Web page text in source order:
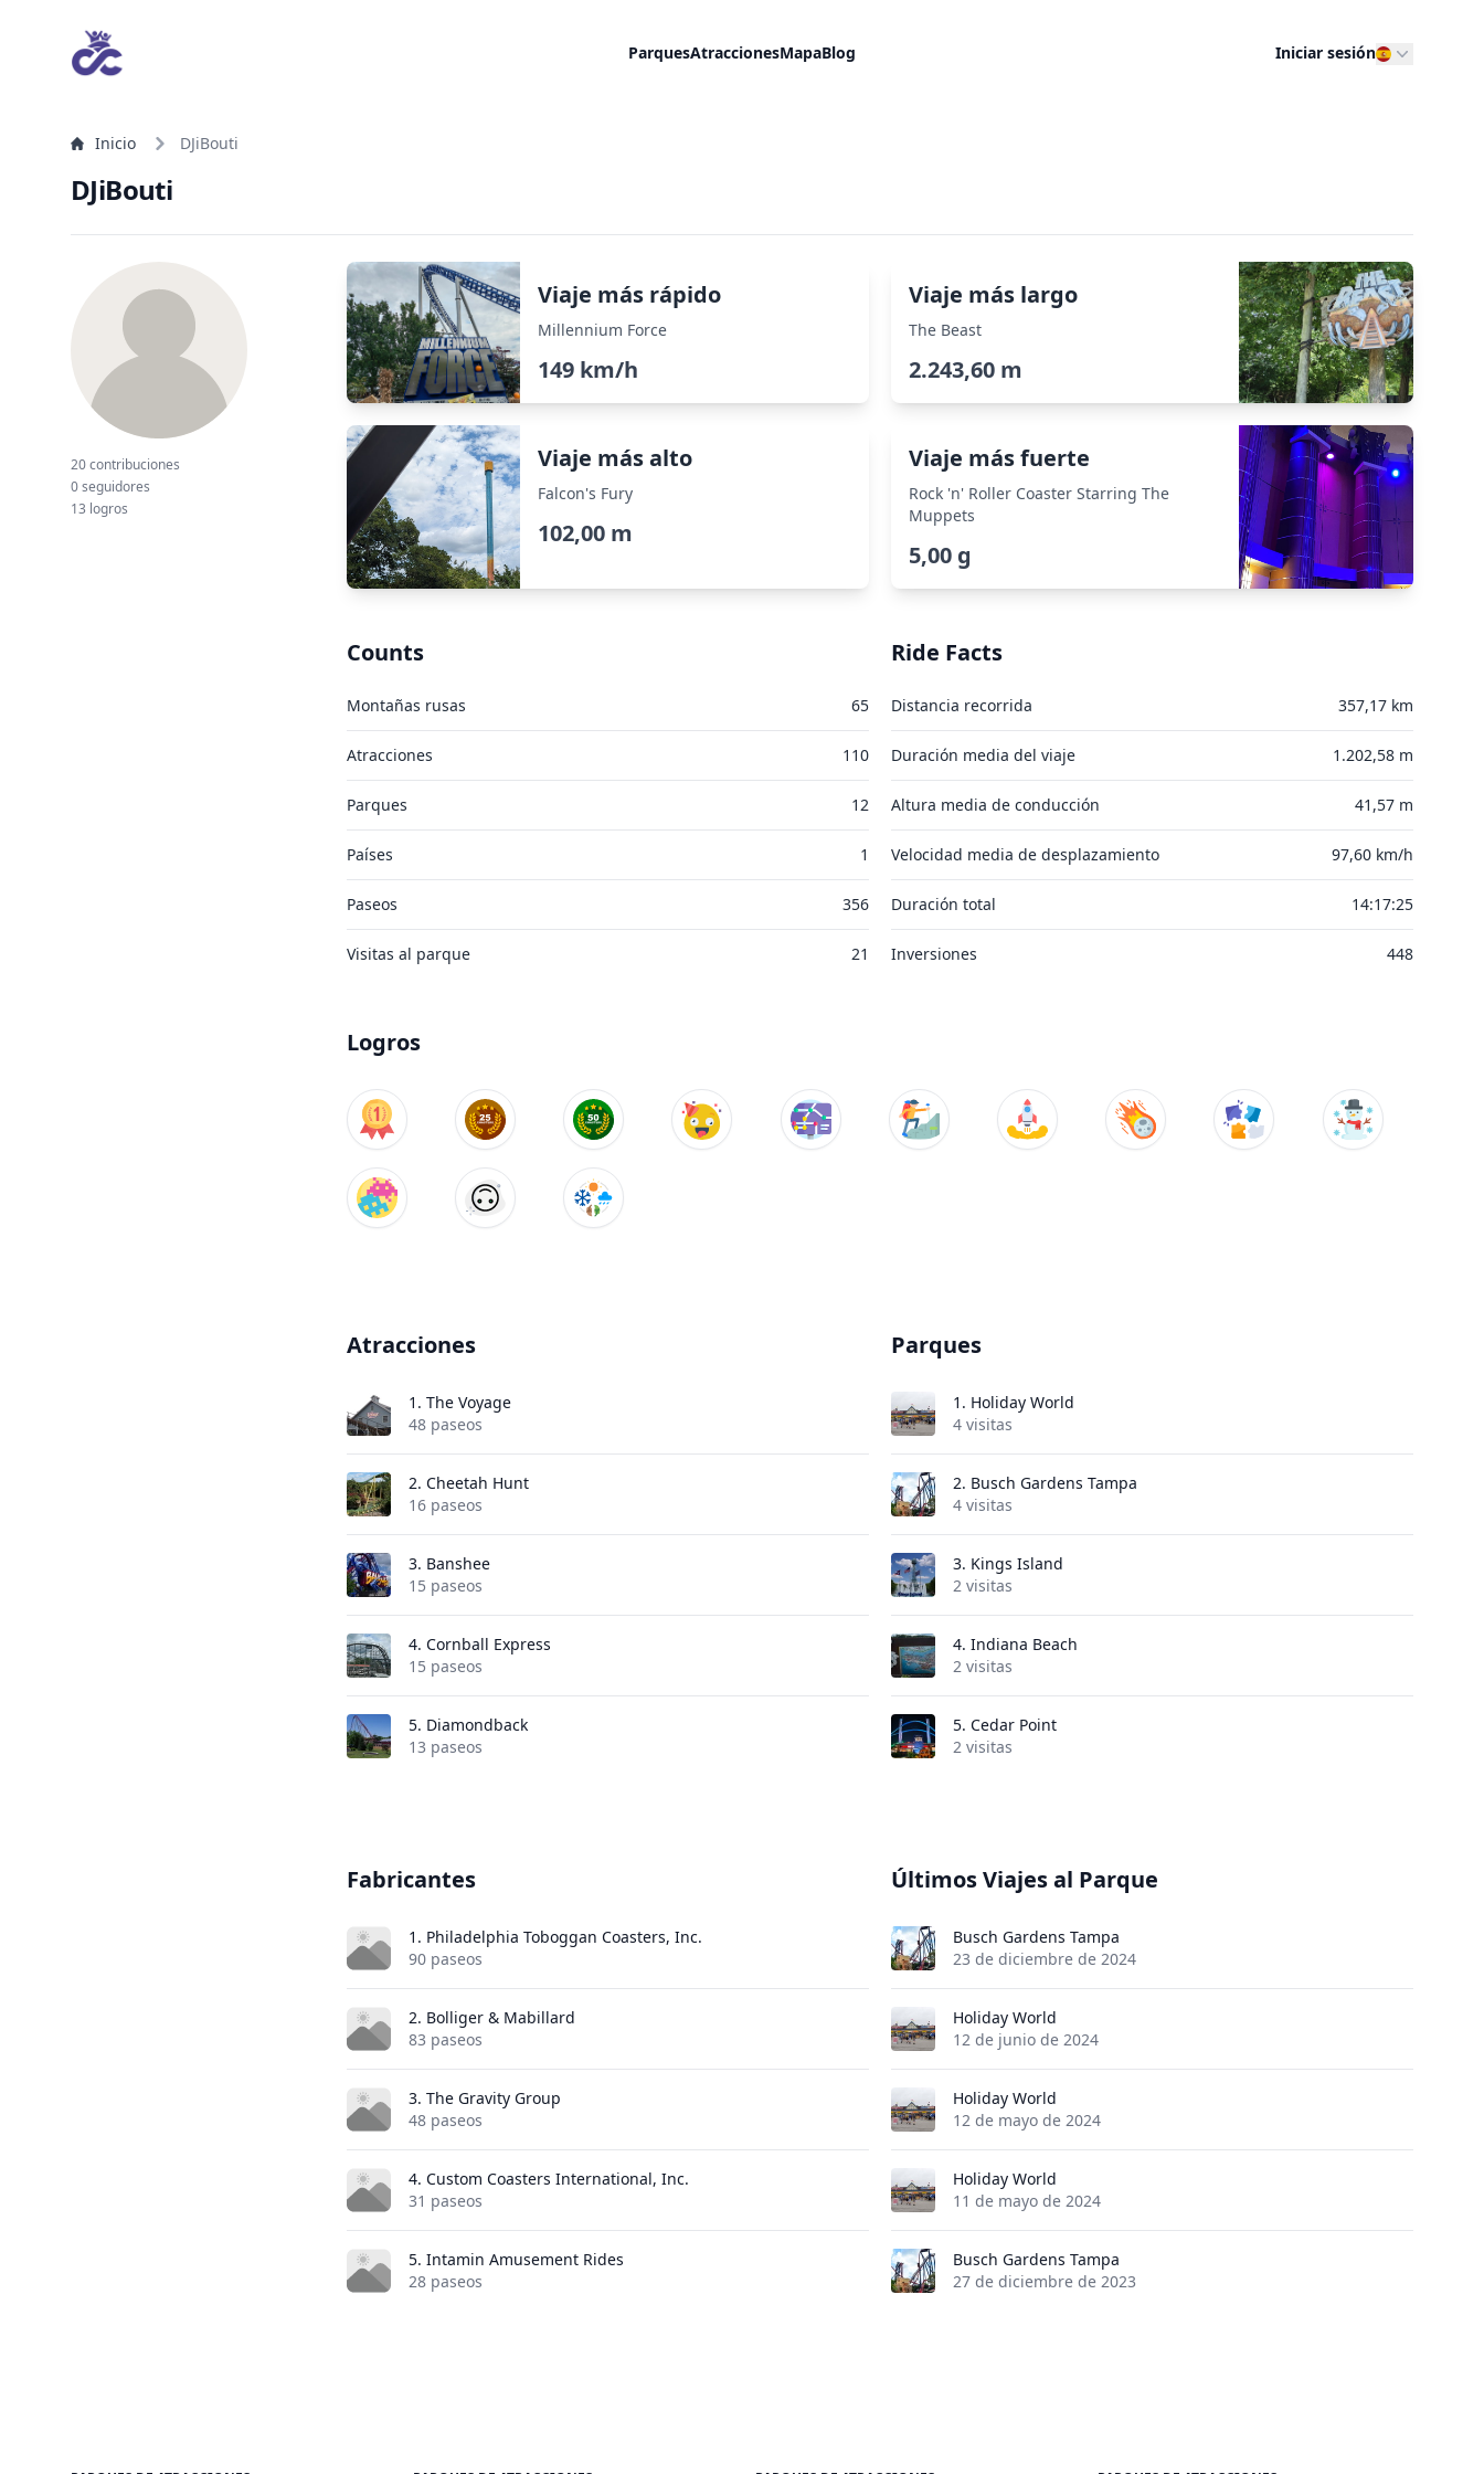
ParquesAtraccionesMapaBlog Iniciar sesión
Inicio DJiBouti
DJiBouti
20 contribuciones
0 seguidores
13 logros
Viaje más rápido
Millennium Force
149 km/h
Viaje más largo
The Beast
2.243,60 m
Viaje más alto
Falcon's Fury
102,00 m
Viaje más fuerte
Rock 'n' Roller Coaster Starring The
Muppets
5,00 g
Counts
Montañas rusas 65
Atracciones 110
Parques 12
Países 1
Paseos 356
Visitas al parque 21
Ride Facts
Distancia recorrida 357,17 km
Duración media del viaje 1.202,58 m
Altura media de conducción 41,57 m
Velocidad media de desplazamiento 97,60 km/h
Duración total 14:17:25
Inversiones 448
Logros
Atracciones
1. The Voyage
48 paseos
2. Cheetah Hunt
16 paseos
3. Banshee
15 paseos
4. Cornball Express
15 paseos
5. Diamondback
13 paseos
Parques
1. Holiday World
4 visitas
2. Busch Gardens Tampa
4 visitas
3. Kings Island
2 visitas
4. Indiana Beach
2 visitas
5. Cedar Point
2 visitas
Fabricantes
1. Philadelphia Toboggan Coasters, Inc.
90 paseos
2. Bolliger & Mabillard
83 paseos
3. The Gravity Group
48 paseos
4. Custom Coasters International, Inc.
31 paseos
5. Intamin Amusement Rides
28 paseos
Últimos Viajes al Parque
Busch Gardens Tampa
23 de diciembre de 2024
Holiday World
12 de junio de 2024
Holiday World
12 de mayo de 2024
Holiday World
11 de mayo de 2024
Busch Gardens Tampa
27 de diciembre de 2023